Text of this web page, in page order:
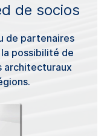
de socios
de partenaires
possibilité de
architecturaux